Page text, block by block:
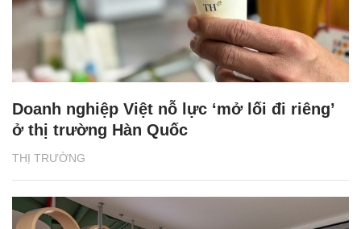
THỊ TRƯỜNG
Doanh nghiệp Việt nỗ lực ‘mở lối đi riêng’
ở thị trường Hàn Quốc